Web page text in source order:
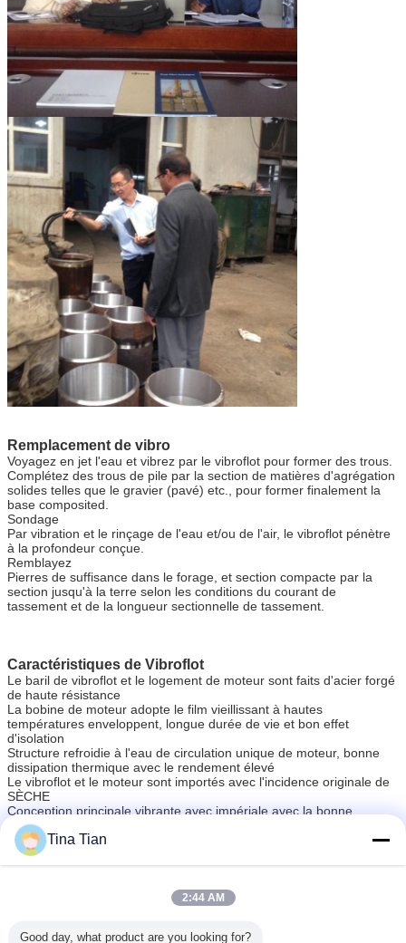
Remplacement de vibro
Voyagez en jet l'eau et vibrez par le vibroflot pour former des trous.
Complétez des trous de pile par la section de matières d'agrégation
solides telles que le gravier (pavé) etc., pour former finalement la
base composited.
Sondage
Par vibration et le rinçage de l'eau et/ou de l'air, le vibroflot pénètre
à la profondeur conçue.
Remblayez
Pierres de suffisance dans le forage, et section compacte par la
section jusqu'à la terre selon les conditions du courant de
tassement et de la longueur sectionnelle de tassement.
Caractéristiques de Vibroflot
Le baril de vibroflot et le logement de moteur sont faits d'acier forgé
de haute résistance
La bobine de moteur adopte le film vieillissant à hautes
températures enveloppent, longue durée de vie et bon effet
d'isolation
Structure refroidie à l'eau de circulation unique de moteur, bonne
dissipation thermique avec le rendement élevé
Le vibroflot et le moteur sont importés avec l'incidence originale de
SÈCHE
Conception principale vibrante avec impériale avec la bonne
résistance, facile à remplacer
La lubrification de rapport unique d'huile, promeuvent pour
améliorer soutenir la vie
dispositif en pierre inférieur de pile de colonne de vibro
Tina Tian
2:44 AM
Good day, what product are you looking for?